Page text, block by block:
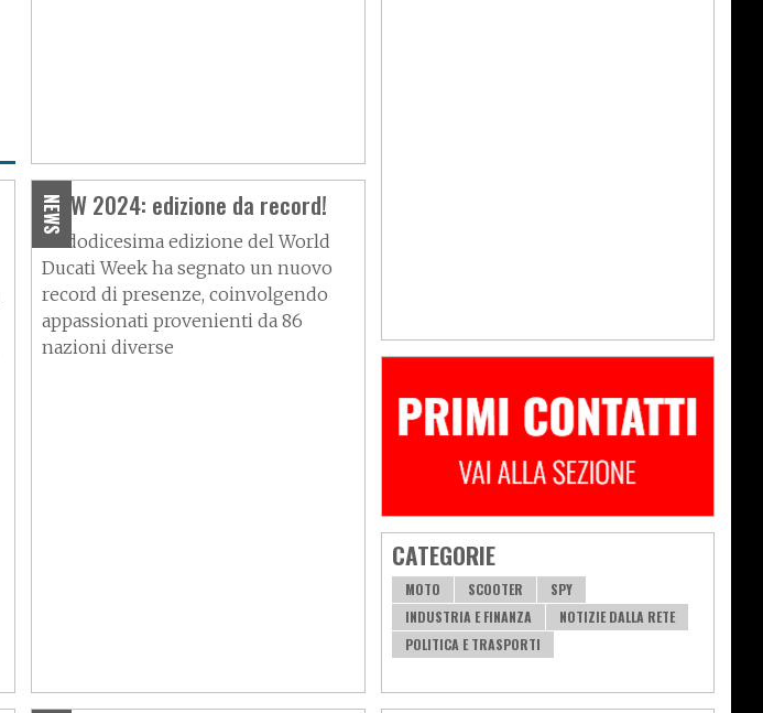
NEWS
WDW 2024: edizione da record!
La dodicesima edizione del World
Ducati Week ha segnato un nuovo
record di presenze, coinvolgendo
appassionati provenienti da 86
nazioni diverse
CATEGORIE
MOTO SCOOTER
SPY
INDUSTRIA E FINANZA
NOTIZIE DALLA RETE
POLITICA E TRASPORTI